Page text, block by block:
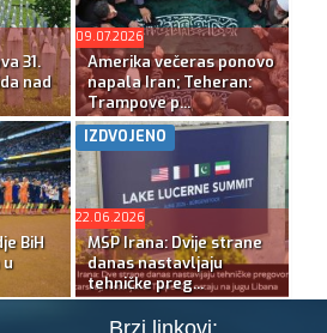
31.
nad
09.07.2026
Amerika večeras ponovo
napala Iran; Teheran:
Trampove p...
BiH
u
IZDVOJENO
22.06.2026
MSP Irana: Dvije strane
danas nastavljaju
tehničke preg...